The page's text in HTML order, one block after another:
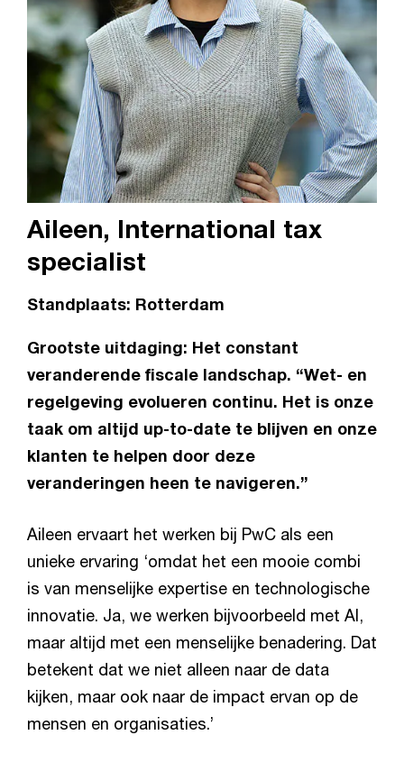
Aileen, International tax
specialist
Standplaats: Rotterdam
Grootste uitdaging: Het constant
veranderende fiscale landschap. “Wet- en
regelgeving evolueren continu. Het is onze
taak om altijd up-to-date te blijven en onze
klanten te helpen door deze
veranderingen heen te navigeren.”
Aileen ervaart het werken bij PwC als een
unieke ervaring ‘omdat het een mooie combi
is van menselijke expertise en technologische
innovatie. Ja, we werken bijvoorbeeld met AI,
maar altijd met een menselijke benadering. Dat
betekent dat we niet alleen naar de data
kijken, maar ook naar de impact ervan op de
mensen en organisaties.’